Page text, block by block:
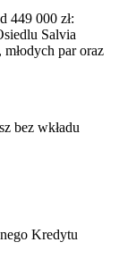
449 000 zł:
Salvia
par oraz
bez wkładu
Kredytu